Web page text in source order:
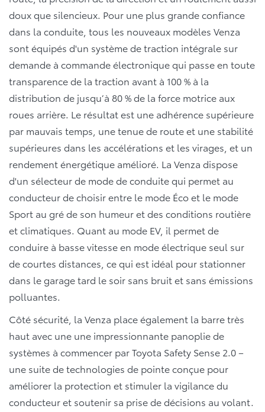
doux que silencieux. Pour une plus grande confiance
dans la conduite, tous les nouveaux modèles Venza
sont équipés d'un système de traction intégrale sur
demande à commande électronique qui passe en toute
transparence de la traction avant à 100 % à la
distribution de jusqu’à 80 % de la force motrice aux
roues arrière. Le résultat est une adhérence supérieure
par mauvais temps, une tenue de route et une stabilité
supérieures dans les accélérations et les virages, et un
rendement énergétique amélioré. La Venza dispose
d'un sélecteur de mode de conduite qui permet au
conducteur de choisir entre le mode Éco et le mode
Sport au gré de son humeur et des conditions routière
et climatiques. Quant au mode EV, il permet de
conduire à basse vitesse en mode électrique seul sur
de courtes distances, ce qui est idéal pour stationner
dans le garage tard le soir sans bruit et sans émissions
polluantes.
Côté sécurité, la Venza place également la barre très
haut avec une une impressionnante panoplie de
systèmes à commencer par Toyota Safety Sense 2.0 –
une suite de technologies de pointe conçue pour
améliorer la protection et stimuler la vigilance du
conducteur et soutenir sa prise de décisions au volant.